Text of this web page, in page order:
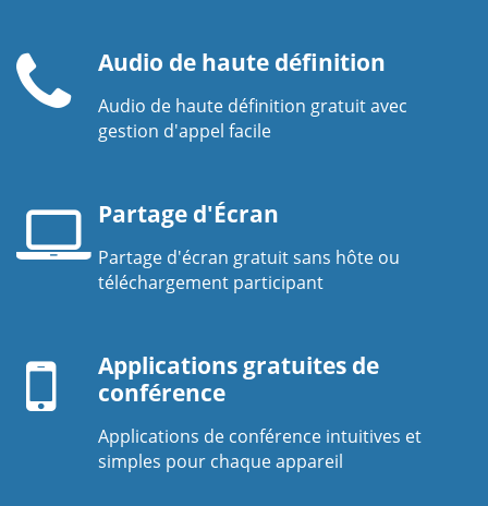
Combiné
Audio de haute définition
Audio de haute définition gratuit avec
gestion d'appel facile
Partage d'Écran
Partage d'écran gratuit sans hôte ou
téléchargement participant
mobileApplications gratuites de
conférence
Applications de conférence intuitives et
simples pour chaque appareil